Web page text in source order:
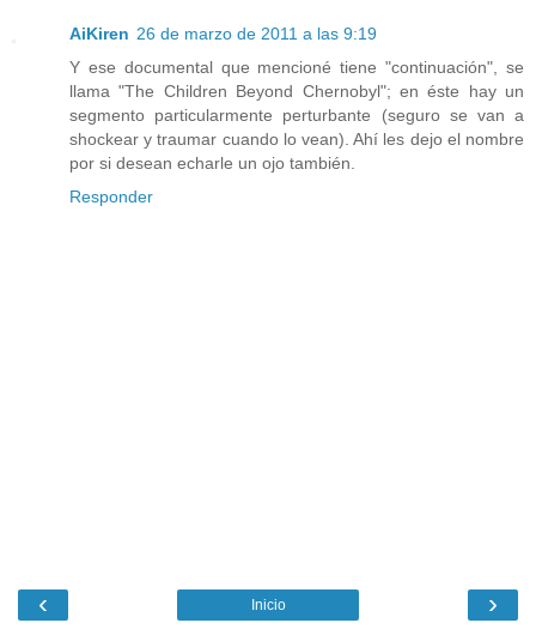
AiKiren 26 de marzo de 2011 a las 9:19
Y ese documental que mencioné tiene "continuación", se
llama "The Children Beyond Chernobyl"; en éste hay un
segmento particularmente perturbante (seguro se van a
shockear y traumar cuando lo vean). Ahí les dejo el nombre
por si desean echarle un ojo también.
Responder
‹ ›
Inicio